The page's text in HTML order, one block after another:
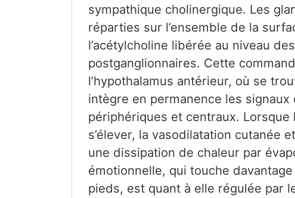
sympathique cholinergique. Les
réparties sur l’ensemble de la
l’acétylcholine libérée au niveau
postganglionnaires. Cette
l’hypothalamus antérieur, où se
intègre en permanence les
périphériques et centraux.
s’élever, la vasodilatation cutanée
une dissipation de chaleur par
émotionnelle, qui touche
pieds, est quant à elle régulée par